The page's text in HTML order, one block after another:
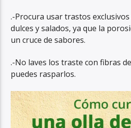
.-Procura usar trastos
dulces y salados, ya que la
un cruce de sabores.
.-No laves los traste con fibras
puedes rasparlos.